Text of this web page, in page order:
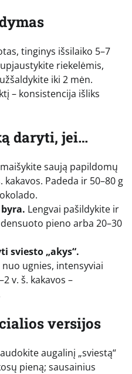
tinginys išsilaiko 5–7
riekelėmis,
iki 2 mėn.
– konsistencija išliks
daryti, jei…
saują papildomų
kakavos. Padeda ir 50–80 g
Lengvai pašildykite ir
pieno arba 20–30
sviesto „akys“.
ugnies, intensyviai
v. š. kakavos –
versijos
augalinį „sviestą“
pieną; sausainius